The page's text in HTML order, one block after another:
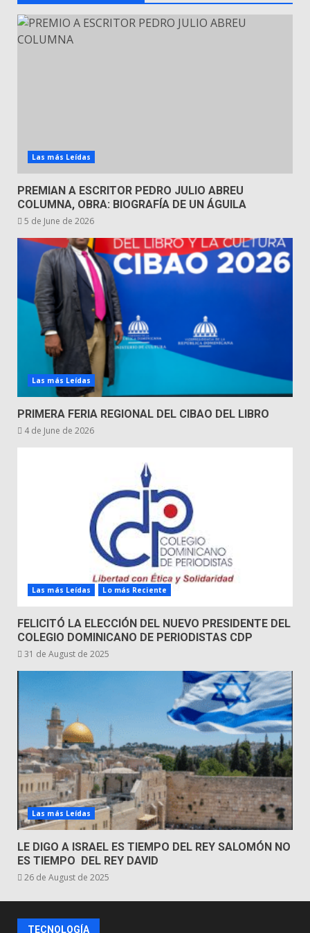
Las más Leídas
PREMIAN A ESCRITOR PEDRO JULIO ABREU
COLUMNA, OBRA: BIOGRAFÍA DE UN ÁGUILA
5 de June de 2026
Las más Leídas
PRIMERA FERIA REGIONAL DEL CIBAO DEL LIBRO
4 de June de 2026
Las más Leídas Lo más Reciente
FELICITÓ LA ELECCIÓN DEL NUEVO PRESIDENTE DEL
COLEGIO DOMINICANO DE PERIODISTAS CDP
31 de August de 2025
Las más Leídas
LE DIGO A ISRAEL ES TIEMPO DEL REY SALOMÓN NO
ES TIEMPO DEL REY DAVID
26 de August de 2025
TECNOLOGÍA